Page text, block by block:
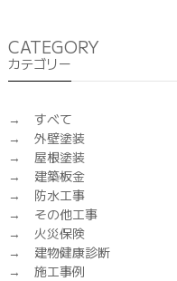
CATEGORY
カテゴリー
すべて
外壁塗装
屋根塗装
建築板金
防水工事
その他工事
火災保険
建物健康診断
施工事例